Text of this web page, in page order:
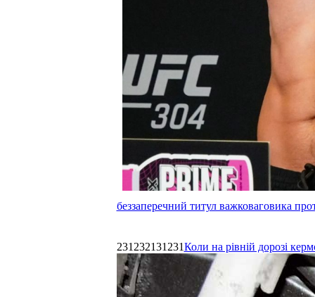
беззаперечний титул важковаговика
231232131231Коли на рівній дорозі